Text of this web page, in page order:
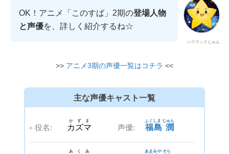
ハリウッドじゅん
OK！アニメ「このすば」2期の登場人物
と声優を、詳しく紹介するね☆
>> アニメ3期の声優一覧はコチラ <<
主な声優キャスト一覧
● 役名: カズマ
かずま
声優: 福島 潤
ふくしま じゅん
あくあ あまみや そら